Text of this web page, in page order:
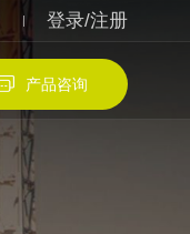
登录/注册
产品咨询